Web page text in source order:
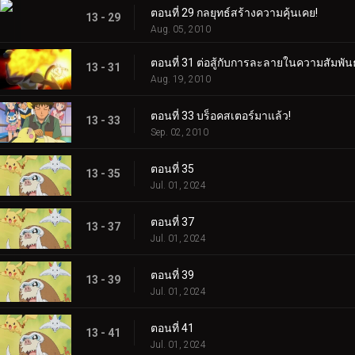
13 - 29 ตอนที่ 29 กลยุทธ์สร้างความคุ้นเคย!
Aug. 05, 2010
13 - 31 ตอนที่ 31 ต่อสู้กับการละลายในความสัมพัน
Aug. 19, 2010
13 - 33 ตอนที่ 33 บร็อคสเตอร์มาแล้ว!
Sep. 02, 2010
13 - 35 ตอนที่ 35
Jul. 01, 2024
13 - 37 ตอนที่ 37
Jul. 01, 2024
13 - 39 ตอนที่ 39
Jul. 01, 2024
13 - 41 ตอนที่ 41
Jul. 01, 2024